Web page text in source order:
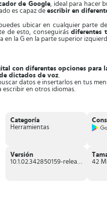
de Google, ideal para hacer
es capaz de escribir en
ubicar en cualquier parte
de esto, conseguirás diferentes
la G en la parte superior
con diferentes opciones para
dictados de voz.
datos e insertarlos en tus
escribir en otros idiomas.
permite ejecutar diferentes
Categoría
Herramientas
Versión
10.1.02.342850159-release-armeabi-v7a
42